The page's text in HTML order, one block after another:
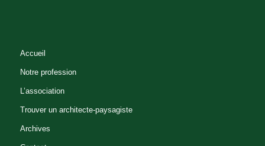
Accueil
Notre profession
L’association
Trouver un architecte-paysagiste
Archives